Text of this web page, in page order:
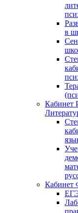
в
Кабинет
Кабинет